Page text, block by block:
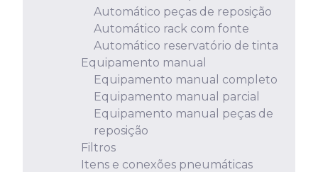
Automático peças de reposição
Automático rack com fonte
Automático reservatório de tinta
Equipamento manual
Equipamento manual completo
Equipamento manual parcial
Equipamento manual peças de
reposição
Filtros
Itens e conexões pneumáticas